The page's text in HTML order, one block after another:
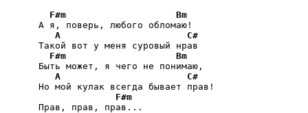
F#m
Bm
      А я, поверь, любого обломаю!
A
C#
      Такой вот у меня суровый нрав
F#m
Bm
      Быть может, я чего не понимаю,
A
C#
      Но мой кулак всегда бывает прав!
F#m
      Прав, прав, прав...